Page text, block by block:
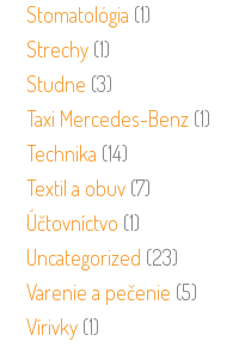
Stomatológia (1)
Strechy (1)
Studne (3)
Taxi Mercedes-Benz (1)
Technika (14)
Textil a obuv (7)
Účtovníctvo (1)
Uncategorized (23)
Varenie a pečenie (5)
Vírivky (1)